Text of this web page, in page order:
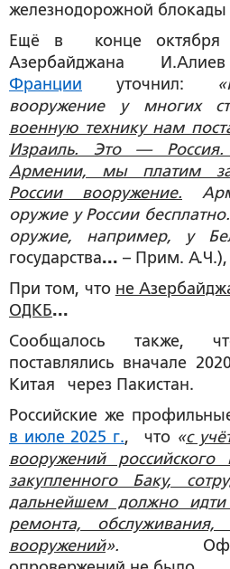
железнодорожной
Ещё в конце октября
Азербайджана
Франции уточнил:
вооружение у многих
военную технику нам
Израиль. Это —
Армении, мы платим
России вооружение.
оружие у России
оружие, например, у
государства... – Прим. А.Ч.),
При том, что не
ОДКБ...
Сообщалось также,
поставлялись вначале
Китая через Пакистан.
Российские же
в июле 2025 г., что «с
вооружений российского
закупленного Баку,
дальнейшем должно
ремонта, обслуживания,
вооружений».